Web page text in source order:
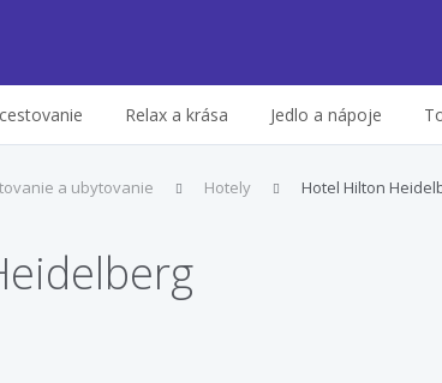
Relax a krása Jedlo a nápoje
a ubytovanie Hotely Hotel Hilton